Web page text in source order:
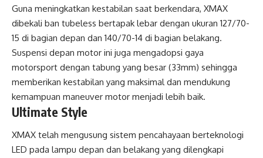
Guna meningkatkan kestabilan saat berkendara, XMAX
dibekali ban tubeless bertapak lebar dengan ukuran 127/70-
15 di bagian depan dan 140/70-14 di bagian belakang.
Suspensi depan motor ini juga mengadopsi gaya
motorsport dengan tabung yang besar (33mm) sehingga
memberikan kestabilan yang maksimal dan mendukung
kemampuan maneuver motor menjadi lebih baik.
Ultimate Style
XMAX telah mengusung sistem pencahayaan berteknologi
LED pada lampu depan dan belakang yang dilengkapi